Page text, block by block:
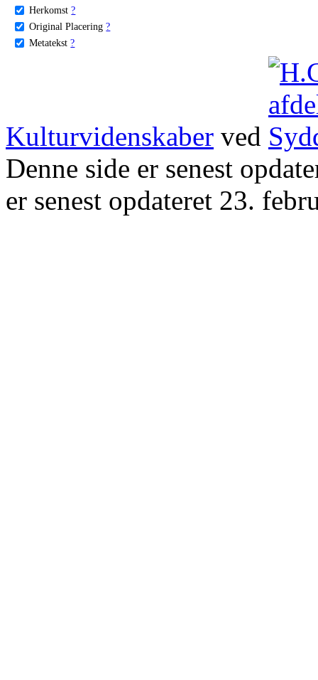
Herkomst ?
Original Placering ?
Metatekst ?
Kulturvidenskaber ved
Denne side er senest
er senest opdateret 23.